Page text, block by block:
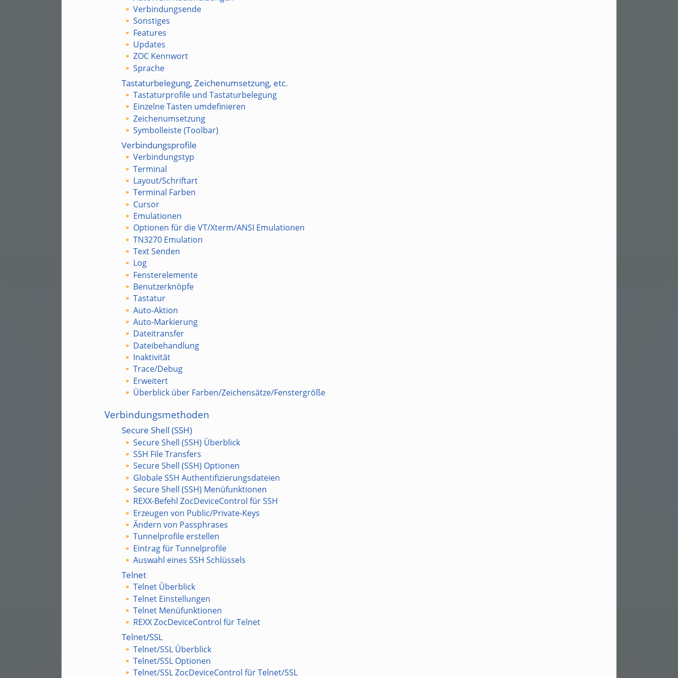
Verbindungsende
Sonstiges
Features
Updates
ZOC Kennwort
Sprache
Tastaturbelegung, Zeichenumsetzung, etc.
Tastaturprofile und Tastaturbelegung
Einzelne Tasten umdefinieren
Zeichenumsetzung
Symbolleiste (Toolbar)
Verbindungsprofile
Verbindungstyp
Terminal
Layout/Schriftart
Terminal Farben
Cursor
Emulationen
Optionen für die VT/Xterm/ANSI Emulationen
TN3270 Emulation
Text Senden
Log
Fensterelemente
Benutzerknöpfe
Tastatur
Auto-Aktion
Auto-Markierung
Dateitransfer
Dateibehandlung
Inaktivität
Trace/Debug
Erweitert
Überblick über Farben/Zeichensätze/Fenstergröße
Verbindungsmethoden
Secure Shell (SSH)
Secure Shell (SSH) Überblick
SSH File Transfers
Secure Shell (SSH) Optionen
Globale SSH Authentifizierungsdateien
Secure Shell (SSH) Menüfunktionen
REXX-Befehl ZocDeviceControl für SSH
Erzeugen von Public/Private-Keys
Ändern von Passphrases
Tunnelprofile erstellen
Eintrag für Tunnelprofile
Auswahl eines SSH Schlüssels
Telnet
Telnet Überblick
Telnet Einstellungen
Telnet Menüfunktionen
REXX ZocDeviceControl für Telnet
Telnet/SSL
Telnet/SSL Überblick
Telnet/SSL Optionen
Telnet/SSL ZocDeviceControl für Telnet/SSL